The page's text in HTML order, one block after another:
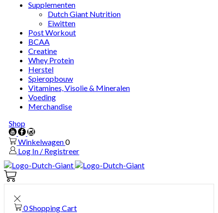
Supplementen
Dutch Giant Nutrition
Eiwitten
Post Workout
BCAA
Creatine
Whey Protein
Herstel
Spieropbouw
Vitamines, Visolie & Mineralen
Voeding
Merchandise
Shop
Youtube
Facebook
Instagram
Winkelwagen0
Log In / Registreer
0Shopping Cart